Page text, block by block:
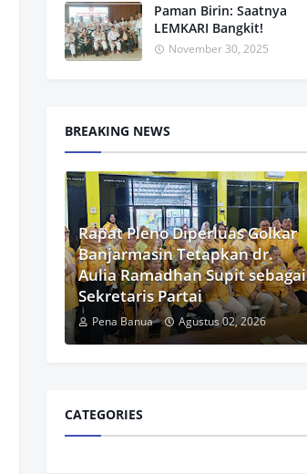
Paman Birin: Saatnya
LEMKARI Bangkit!
November 30, 2025
BREAKING NEWS
Rapat Pleno Diperluas Golkar
Banjarmasin Tetapkan dr.
Aulia Ramadhan Supit sebagai
Sekretaris Partai
Pena Banua Agustus 02, 2026
CATEGORIES